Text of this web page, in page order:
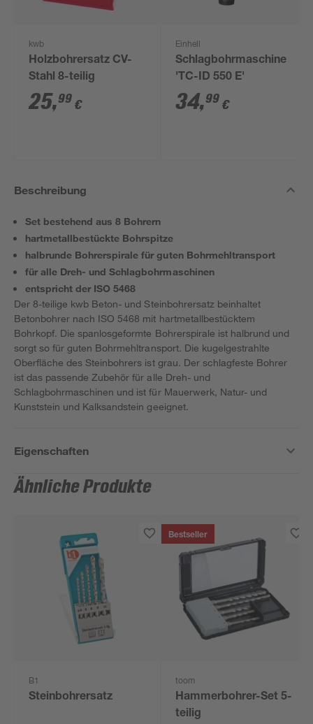
kwb
Holzbohrersatz CV-
Stahl 8-teilig
25,99 €
Einhell
Schlagbohrmaschine
'TC-ID 550 E'
34,99 €
Beschreibung
Set bestehend aus 8 Bohrern
hartmetallbestückte Bohrspitze
halbrunde Bohrerspirale für guten Bohrmehltransport
für alle Dreh- und Schlagbohrmaschinen
entspricht der ISO 5468
Der 8-teilige kwb Beton- und Steinbohrersatz beinhaltet
Betonbohrer nach ISO 5468 mit hartmetallbestücktem
Bohrkopf. Die spanlosgeformte Bohrerspirale ist halbrund und
sorgt so für guten Bohrmehltransport. Die kugelgestrahlte
Oberfläche des Steinbohrers ist grau. Der schlagfeste Bohrer
ist das passende Zubehör für alle Dreh- und
Schlagbohrmaschinen und ist für Mauerwerk, Natur- und
Kunststein und Kalksandstein geeignet.
Eigenschaften
Ähnliche Produkte
B1
Steinbohrersatz
Bestseller
toom
Hammerbohrer-Set 5-
teilig